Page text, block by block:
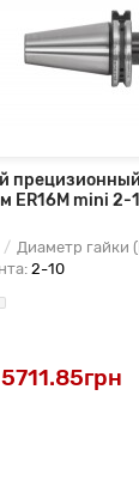
ER16M mini
Диаметр гайки
2-10
5711.85грн